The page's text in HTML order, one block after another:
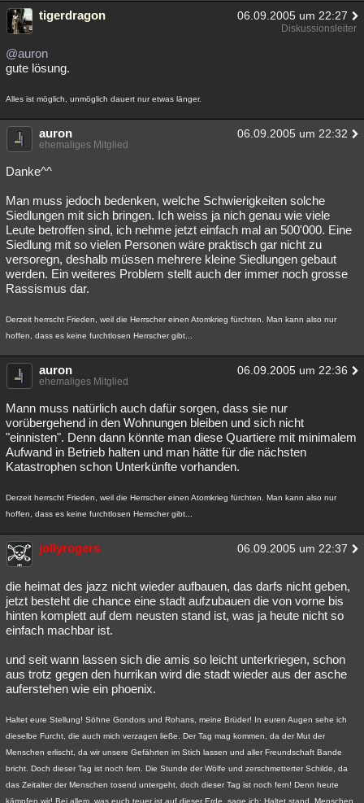
tigerdragon 06.09.2005 um 22:27
Diskussionsleiter
@auron
gute lösung.
Alles ist möglich, unmöglich dauert nur etwas länger.
auron 06.09.2005 um 22:32
ehemaliges Mitglied
Danke^^
Man muss jedoch bedenken, welche Schwierigkeiten solche
Siedlungen mit sich bringen. Ich weiss ja nich genau wie viele
Leute betroffen sind, ich nehme jetzt einfach mal an 500'000. Eine
Siedlung mit so vielen Personen wäre praktisch gar nicht zu
versoregn, deshalb müssen mehrere kleine Siedlungen gebaut
werden. Ein weiteres Problem stellt auch der immer noch grosse
Rassismus dar.
Derzeit herrscht Frieden, weil die Herrscher einen Atomkrieg fürchten. Man kann also nur
hoffen, dass es keine furchtlosen Herrscher gibt...
auron 06.09.2005 um 22:36
ehemaliges Mitglied
Mann muss natürlich auch dafür sorgen, dass sie nur
vorübergehend in den Wohnungen bleiben und sich nicht
"einnisten". Denn dann könnte man diese Quartiere mit minimalem
Aufwand in Betrieb halten und man hätte für die nächsten
Katastrophen schon Unterkünfte vorhanden.
Derzeit herrscht Frieden, weil die Herrscher einen Atomkrieg fürchten. Man kann also nur
hoffen, dass es keine furchtlosen Herrscher gibt...
jollyrogers 06.09.2005 um 22:37
die heimat des jazz nicht wieder aufbauen, das darfs nicht geben,
jetzt besteht die chance eine stadt aufzubauen die von vorne bis
hinten komplett auf dem neusten stand ist, was ja heute nicht so
einfach machbar ist.
und seit wann lassen sich die amis so leicht unterkriegen, schon
aus trotz gegen den hurrikan wird die stadt wieder aus der asche
auferstehen wie ein phoenix.
Haltet eure Stellung! Söhne Gondors und Rohans, meine Brüder! In euren Augen sehe ich
dieselbe Furcht, die auch mich verzagen ließe. Der Tag mag kommen, da der Mut der
Menschen erlischt, da wir unsere Gefährten im Stich lassen und aller Freundschaft Bande
bricht. Doch dieser Tag ist noch fern. Die Stunde der Wölfe und zerschmetterter Schilde, da
das Zeitalter der Menschen tosend untergeht, doch dieser Tag ist noch fern! Denn heute
kämpfen wir! Bei allem, was euch teuer ist auf dieser Erde, sage ich: Haltet stand, Menschen